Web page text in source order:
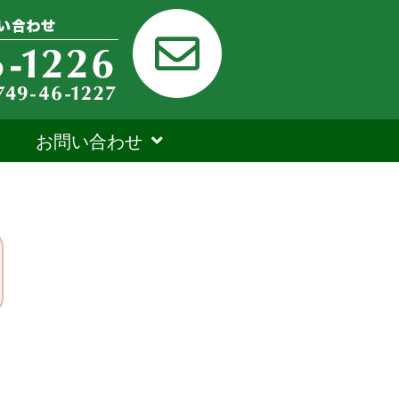
お問い合わせ